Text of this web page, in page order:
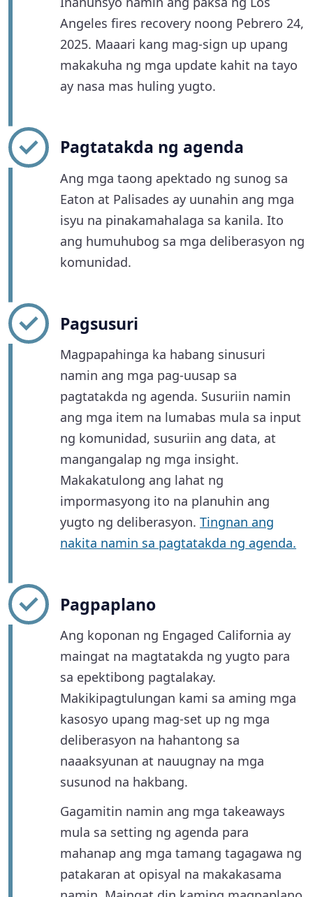
Angeles fires recovery noong Pebrero 24,
2025. Maaari kang mag-sign up upang
makakuha ng mga update kahit na tayo
ay nasa mas huling yugto.
Pagtatakda ng agenda
Ang mga taong apektado ng sunog sa
Eaton at Palisades ay uunahin ang mga
isyu na pinakamahalaga sa kanila. Ito
ang humuhubog sa mga deliberasyon ng
komunidad.
Pagsusuri
Magpapahinga ka habang sinusuri
namin ang mga pag-uusap sa
pagtatakda ng agenda. Susuriin namin
ang mga item na lumabas mula sa input
ng komunidad, susuriin ang data, at
mangangalap ng mga insight.
Makakatulong ang lahat ng
impormasyong ito na planuhin ang
yugto ng deliberasyon. Tingnan ang
nakita namin sa pagtatakda ng agenda.
Pagpaplano
Ang koponan ng Engaged California ay
maingat na magtatakda ng yugto para
sa epektibong pagtalakay.
Makikipagtulungan kami sa aming mga
kasosyo upang mag-set up ng mga
deliberasyon na hahantong sa
naaaksyunan at nauugnay na mga
susunod na hakbang.
Gagamitin namin ang mga takeaways
mula sa setting ng agenda para
mahanap ang mga tamang tagagawa ng
patakaran at opisyal na makakasama